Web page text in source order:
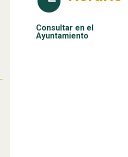
Consultar en el
Ayuntamiento